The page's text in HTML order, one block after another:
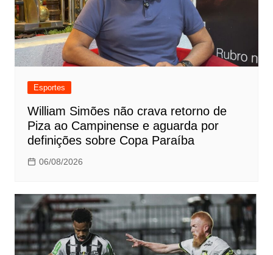
Esportes
William Simões não crava retorno de
Piza ao Campinense e aguarda por
definições sobre Copa Paraíba
06/08/2026